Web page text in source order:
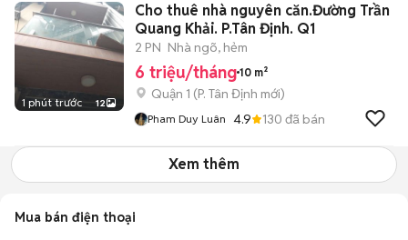
1 phút trước 12
Cho thuê nhà nguyên căn.Đường Trần
Quang Khải. P.Tân Định. Q1
2 PN Nhà ngõ, hẻm
6 triệu/tháng 10 m²
Quận 1 (P. Tân Định mới)
Pham Duy Luân 4.9 130 đã bán
Xem thêm
Mua bán điện thoại